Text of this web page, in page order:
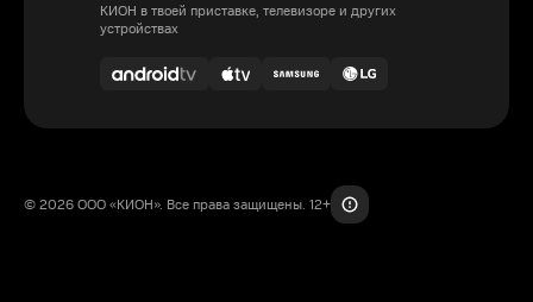
КИОН в твоей приставке, телевизоре и других
устройствах
© 2026 ООО «КИОН». Все права защищены. 12+